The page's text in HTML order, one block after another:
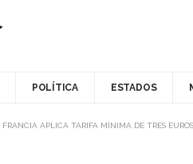
POLÍTICA ESTADOS
FRANCIA APLICA TARIFA MÍNIMA DE TRES